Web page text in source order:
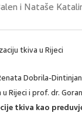
i Nataše
Dobrila-
Rijeci i prof. dr.
tkiva kao